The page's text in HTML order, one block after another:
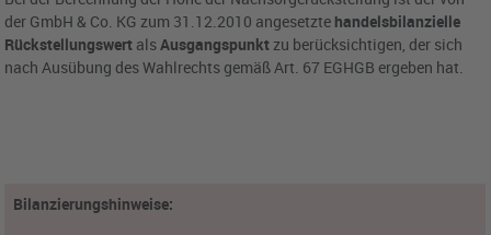
der GmbH & Co. KG zum 31.12.2010 angesetzte handelsbilanzielle
Rückstellungswert alsAusgangspunktzu berücksichtigen, der sich
nach Ausübung des Wahlrechts gemäß Art. 67 EGHGB ergeben hat.
Bilanzierungshinweise: